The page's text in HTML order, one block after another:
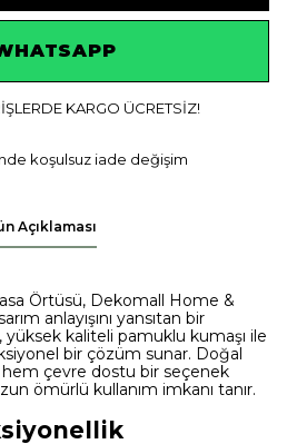
KARGO ÜCRETSİZ!
koşulsuz iade değişim
Açıklaması
Örtüsü, Dekomall Home &
anlayışını yansıtan bir
kaliteli pamuklu kumaşı ile
bir çözüm sunar. Doğal
çevre dostu bir seçenek
ömürlü kullanım imkanı tanır.